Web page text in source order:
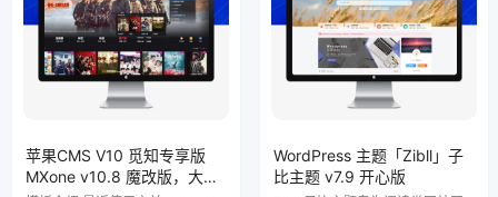
苹果CMS V10 觅知专享版
MXone v10.8 魔改版，大气
WordPress 主题「Zibll」子
比主题 v7.9 开心版